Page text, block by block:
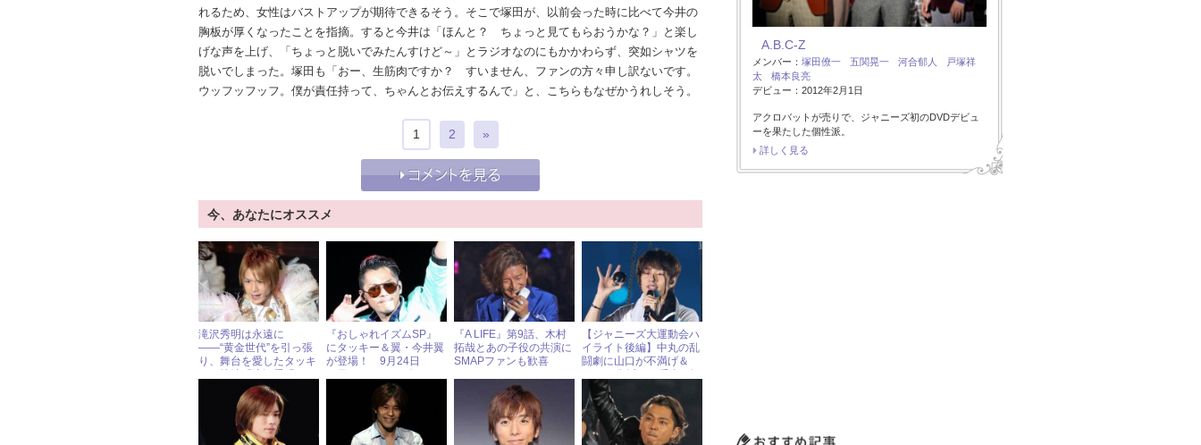
れるため、女性はバストアップが期待できるそう。そこで塚田が、以前会った時に比べて今井の
胸板が厚くなったことを指摘。すると今井は「ほんと？ ちょっと見てもらおうかな？」と楽し
げな声を上げ、「ちょっと脱いでみたんすけど～」とラジオなのにもかかわらず、突如シャツを
脱いでしまった。塚田も「おー、生筋肉ですか？ すいません、ファンの方々申し訳ないです。
ウッフッフッフ。僕が責任持って、ちゃんとお伝えするんで」と、こちらもなぜかうれしそう。
1 2 »
今、あなたにオススメ
滝沢秀明は永遠に
――“黄金世代”を引っ張
り、舞台を愛したタッキ
Soul of Tackey』発売
『おしゃれイズムSP』
にタッキー＆翼・今井翼
が登場！ 9月24日
ル出演情報
『A LIFE』第9話、木村
拓哉とあの子役の共演に
SMAPファンも歓喜
【ジャニーズ大運動会ハ
イライト後編】中丸の乱
闘劇に山口が不満げ＆
A.B.C-Z
メンバー： 塚田僚一 五関晃一 河合郁人
戸塚祥
太
橋本良亮
デビュー：2012年2月1日
アクロバットが売りで、ジャニーズ初のDVDデビュ
ーを果たした個性派。
詳しく見る